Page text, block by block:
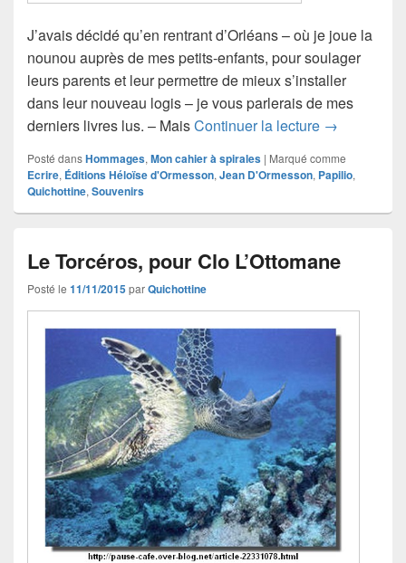
J’avais décidé qu’en rentrant d’Orléans – où je joue la
nounou auprès de mes petits-enfants, pour soulager
leurs parents et leur permettre de mieux s’installer
dans leur nouveau logis – je vous parlerais de mes
derniers livres lus. – MaisContinuer la lecture Monsieur
→
Posté dansHommages, Mon cahier à spirales | Marqué comme
Ecrire, Éditions Héloïse d'Ormesson, Jean D'Ormesson, Papilio,
Quichottine, Souvenirs
Le Torcéros, pour Clo L’Ottomane
Posté le 11/11/2015parQuichottine